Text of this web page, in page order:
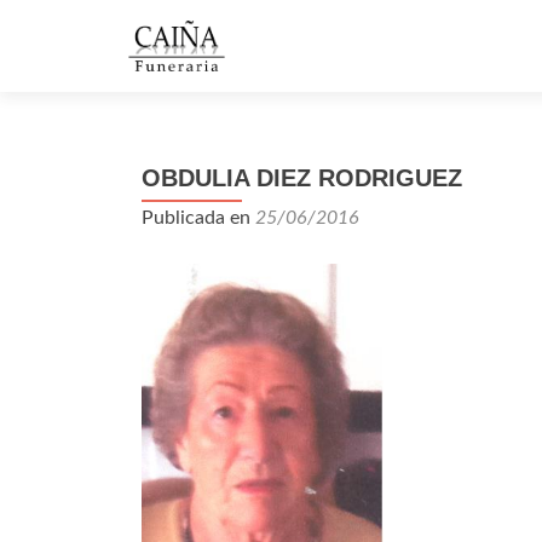
OBDULIA DIEZ RODRIGUEZ
Publicada en 25/06/2016